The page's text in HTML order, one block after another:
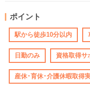
ポイント
駅から徒歩10分以内
日勤のみ 資格取得サ
産休･育休･介護休暇取得